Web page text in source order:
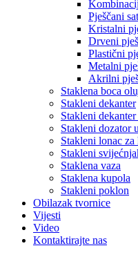
Pješčani
Kristalni
Drveni
Plastični
Metalni
Akrilni
Staklena boca
Stakleni dekanter
Stakleni dekanter
Stakleni dozator
Stakleni lonac
Stakleni
Staklena vaza
Staklena kupola
Stakleni poklon
Obilazak tvornice
Vijesti
Video
Kontaktirajte nas